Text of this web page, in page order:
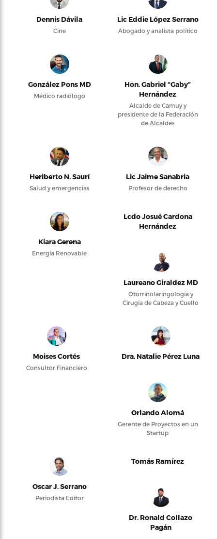
Dennis Dávila
Cine
Lic Eddie López Serrano
Abogado y analista político
González Pons MD
Médico radiólogo
Hon. Gabriel “Gaby”
Hernández
Alcalde de Camuy y
presidente de la Federación
de Alcaldes
Heriberto N. Saurí
Salud y emergencias
Lic Jaime Sanabria
Profesor de derecho
Kiara Gerena
Energía Renovable
Lcdo Josué Cardona
Hernández
Laureano Giraldez MD
Otorrinolaringología y
Cirugía de Cabeza y Cuello
Moises Cortés
Consultor Financiero
Dra. Natalie Pérez Luna
Orlando Alomá
Gerente de Proyectos en un
Startup
Oscar J. Serrano
Periodista Editor
Tomás Ramírez
Dr. Ronald Collazo
Pagán